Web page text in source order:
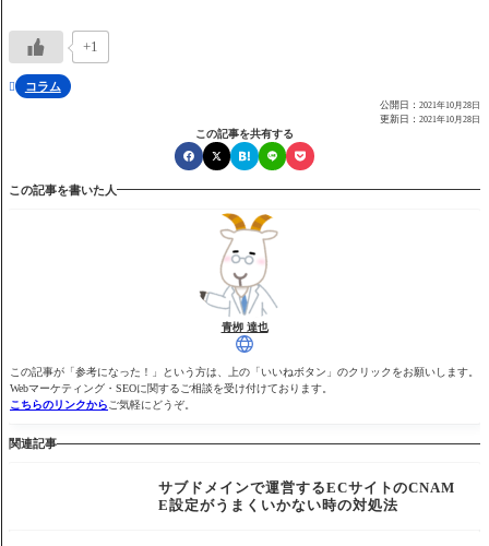
+1
 コラム
公開日： 2021年10月28日
更新日： 2021年10月28日
この記事を共有する
この記事を書いた人
青栁 達也
この記事が「参考になった！」という方は、上の「いいねボタン」のクリックをお願いします。
Webマーケティング・SEOに関するご相談を受け付けております。
こちらのリンクからご気軽にどうぞ。
関連記事
サブドメインで運営するECサイトのCNAM
E設定がうまくいかない時の対処法